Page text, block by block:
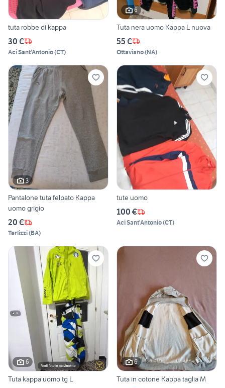
tuta robbe di kappa
30 €
Aci Sant'Antonio(CT)
6
Tuta nera uomo Kappa L nuova
55 €
Ottaviano(NA)
3
Pantalone tuta felpato Kappa
uomo grigio
20 €
Terlizzi(BA)
tute uomo
100 €
Aci Sant'Antonio(CT)
6
Tuta kappa uomo tg L
6
Tuta in cotone Kappa taglia M